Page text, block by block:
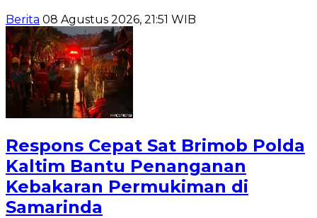
Berita 08 Agustus 2026, 21:51 WIB
Respons Cepat Sat Brimob Polda
Kaltim Bantu Penanganan
Kebakaran Permukiman di
Samarinda